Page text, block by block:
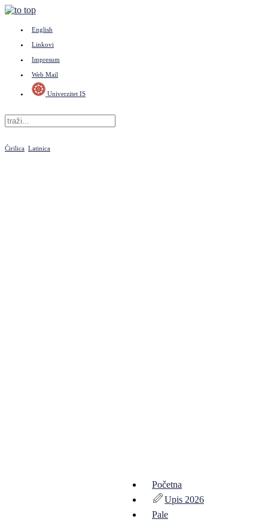
English
Linkovi
Impresum
Web Mail
Univerzitet IS
Ćirilica Latinica
Početna
Upis 2026
Pale